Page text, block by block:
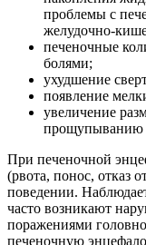
проблемы с
желудочно-
печеночные
болями;
ухудшение
появление
увеличение
прощупыванию
При печеночной
(рвота, понос, отказ
поведении.
часто возникают
поражениями
печеночную